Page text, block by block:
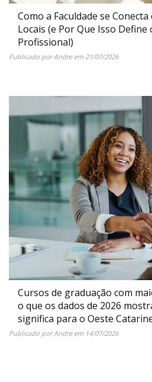
Como a Faculdade se
Locais (e Por Que Isso Define
Profissional)
Publicado porAndreem21/07/2026
Cursos de graduação com
o que os dados de 2026
significa para o Oeste
Publicado porAndreem 14/07/2026